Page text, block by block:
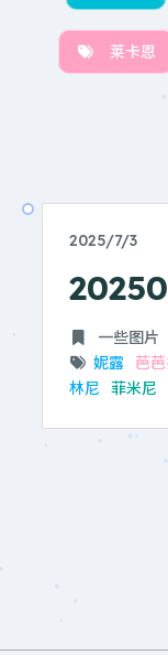
莱卡恩
2025/7/3
一些图片
妮露
芭
林尼
菲米尼